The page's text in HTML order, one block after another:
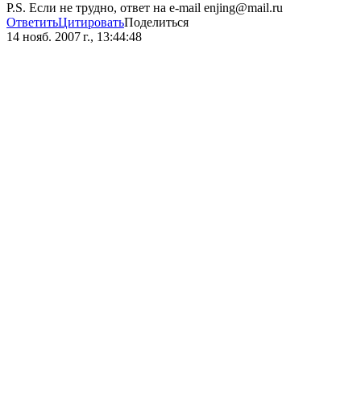
P.S. Если не трудно, ответ на e-mail enjing@mail.ru
ОтветитьЦитироватьПоделиться
14 нояб. 2007 г., 13:44:48